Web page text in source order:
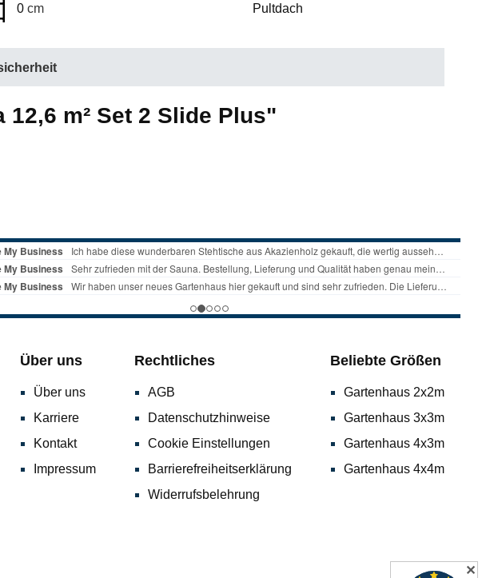
0 cm
Pultdach
m² Set 2 Slide Plus"
Über uns
Über uns
Karriere
Kontakt
Impressum
Rechtliches
AGB
Datenschutzhinweise
Cookie Einstellungen
Barrierefreiheitserklärung
Widerrufsbelehrung
Beliebte Größen
Gartenhaus 2x2m
Gartenhaus 3x3m
Gartenhaus 4x3m
Gartenhaus 4x4m
✕